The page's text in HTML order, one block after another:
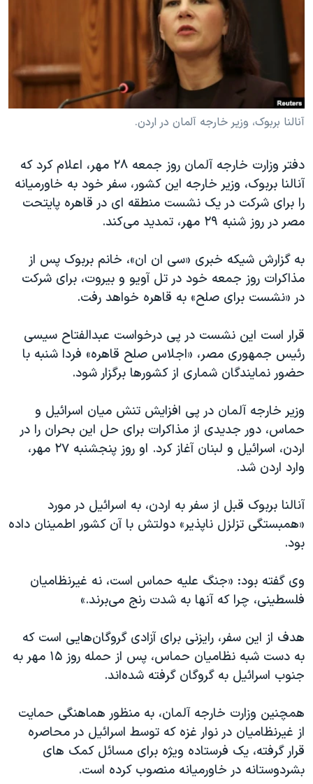
فرهنگ و زندگی
حقوق شهروندی
اقتصادی
علم و فناوری
آرشیو پخش زنده
مستندها
انتخابات ریاست جمهوری آمریکا ۲۰۲۴
حمله جمهوری اسلامی به اسرائیل
رمز مهسا
مجموعه مستندهای دادخواهی
تریبونال مردمی آبان ۹۸
دادگاه حمید نوری
قانون شفافیت دارائی کادر رهبری ایران
اعتراضات مردمی آبان ۹۸
نرگس محمدی برنده جایزه نوبل صلح
همایش محافظه‌کاران آمریکا «سی‌پک»
سفر پرزیدنت ترامپ به چین
دنبال کنید
زبانهای مختلف
آنالنا بربوک، وزیر خارجه آلمان در اردن.
دفتر وزارت خارجه آلمان روز جمعه ۲۸ مهر، اعلام کرد که
آنالنا بربوک، وزیر خارجه این کشور، سفر خود به خاورمیانه
را برای شرکت در یک نشست منطقه ای در قاهره پایتحت
مصر در روز شنبه ۲۹ مهر، تمدید می‌کند.
به گزارش شیکه خبری «سی ان ان»، خانم بربوک پس از
مذاکرات روز جمعه خود در تل آویو و بیروت، برای شرکت
در «نشست برای صلح» به قاهره خواهد رفت.
قرار است این نشست در پی درخواست عبدالفتاح سیسی
رئیس جمهوری مصر، «اجلاس صلح قاهره» فردا شنبه با
حضور نمایندگان شماری از کشورها برگزار شود.
وزیر خارجه آلمان در پی افزایش تنش میان اسرائیل و
حماس، دور جدیدی از مذاکرات برای حل این بحران را در
اردن، اسرائیل و لبنان آغاز کرد. او روز پنجشنبه ۲۷ مهر،
وارد اردن شد.
آنالنا بربوک قبل از سفر به اردن، به اسرائیل در مورد
«همبستگی تزلزل ناپذیر» دولتش با آن کشور اطمینان داده
بود.
وی گفته بود: «جنگ علیه حماس است، نه غیرنظامیان
فلسطینی، چرا که آنها به شدت رنج می‌برند.»
هدف از این سفر، رایزنی برای آزادی گروگان‌هایی است که
به دست شبه نظامیان حماس، پس از حمله روز ۱۵ مهر به
جنوب اسرائیل به گروگان گرفته شده‌اند.
همچنین وزارت خارجه آلمان، به منظور هماهنگی حمایت
از غیرنظامیان در نوار غزه که توسط اسرائیل در محاصره
قرار گرفته، یک فرستاده ویژه برای مسائل کمک های
بشردوستانه در خاورمیانه منصوب کرده است.